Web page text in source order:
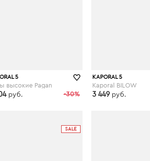
5
высокие Pagan
-30%
руб.
KAPORAL 5
Kaporal BILOW
3 449 руб.
SALE